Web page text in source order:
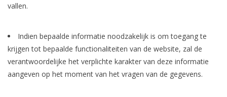
vallen.
Indien bepaalde informatie noodzakelijk is om toegang te
krijgen tot bepaalde functionaliteiten van de website, zal de
verantwoordelijke het verplichte karakter van deze informatie
aangeven op het moment van het vragen van de gegevens.